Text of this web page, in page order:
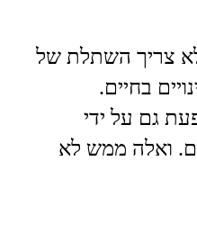
צריך השתלת של
בחיים.
גם על ידי
ואלה ממש לא